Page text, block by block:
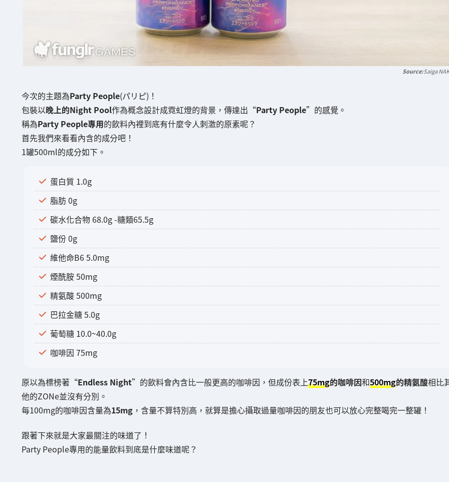
Saiga NAK
今次的主題為Party People(パリピ)！
包裝以晚上的Night Pool作為概念設計成霓虹燈的背景，傳達出“Party People”的感覺。
稱為Party People專用的飲料內裡到底有什麼令人刺激的原素呢？
首先我們來看看內含的成分吧！
1罐500ml的成分如下。
蛋白質 1.0g
脂肪 0g
碳水化合物 68.0g -糖類65.5g
鹽份 0g
維他命B6 5.0mg
煙酰胺 50mg
精氨酸 500mg
巴拉金糖 5.0g
葡萄糖 10.0~40.0g
咖啡因 75mg
原以為標榜著“Endless Night”的飲料會內含比一般更高的咖啡因，但成份表上75mg的咖啡因和500mg的精氨酸相比
他的ZONe並沒有分別。
每100mg的咖啡因含量為15mg，含量不算特別高，就算是擔心攝取過量咖啡因的朋友也可以放心完整喝完一整罐！
跟著下來就是大家最關注的味道了！
Party People專用的能量飲料到底是什麼味道呢？